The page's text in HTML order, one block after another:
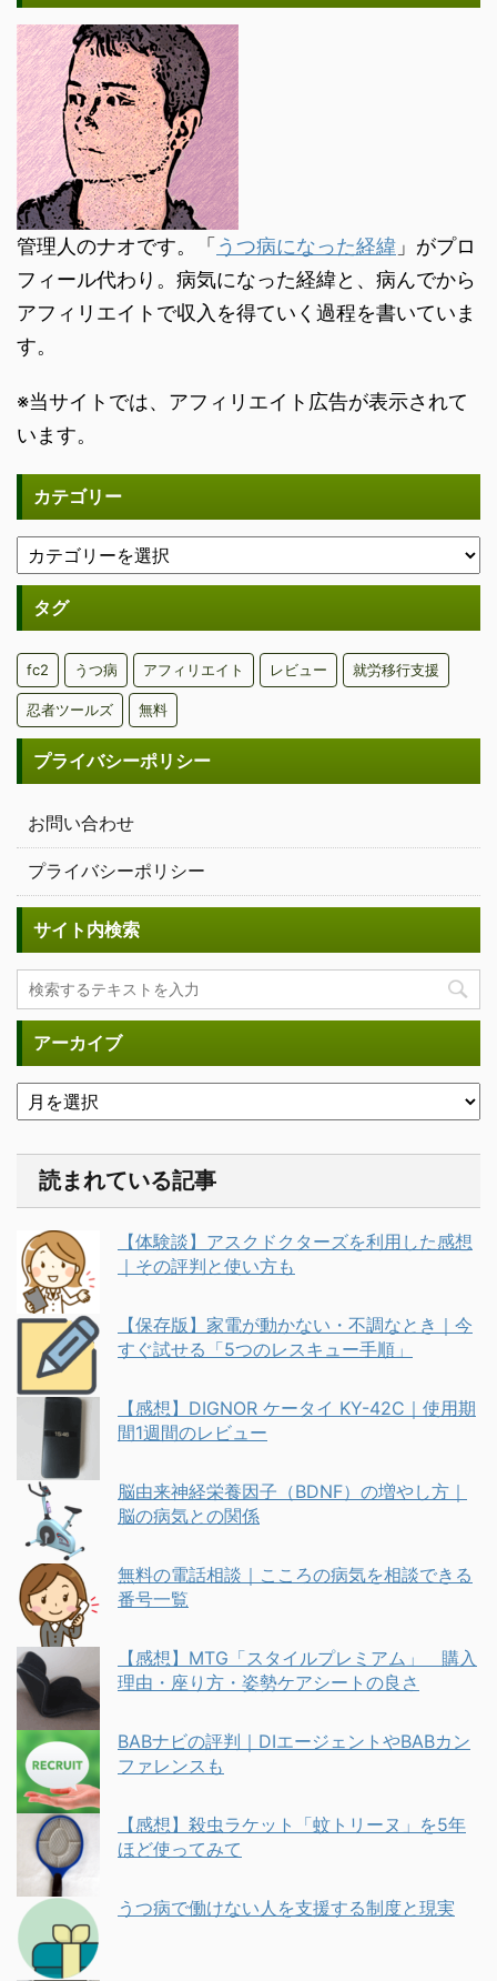
管理人のナオです。「うつ病になった経緯 」がプロ
フィール代わり。病気になった経緯と、病んでから
アフィリエイトで収入を得ていく過程を書いていま
す。
※当サイトでは、アフィリエイト広告が表示されて
います。
カテゴリー
タグ
fc2 うつ病 アフィリエイト レビュー 就労移行支援
忍者ツールズ 無料
プライバシーポリシー
お問い合わせ
プライバシーポリシー
サイト内検索
アーカイブ
読まれている記事
【体験談】アスクドクターズを利用した感想
｜その評判と使い方も
【保存版】家電が動かない・不調なとき｜今
すぐ試せる「5つのレスキュー手順」
【感想】DIGNOR ケータイ KY-42C｜使用期
間1週間のレビュー
脳由来神経栄養因子（BDNF）の増やし方｜
脳の病気との関係
無料の電話相談｜こころの病気を相談できる
番号一覧
【感想】MTG「スタイルプレミアム」 購入
理由・座り方・姿勢ケアシートの良さ
BABナビの評判｜DIエージェントやBABカン
ファレンスも
【感想】殺虫ラケット「蚊トリーヌ」を5年
ほど使ってみて
うつ病で働けない人を支援する制度と現実